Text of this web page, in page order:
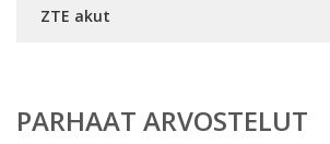
ZTE akut
PARHAAT ARVOSTELUT